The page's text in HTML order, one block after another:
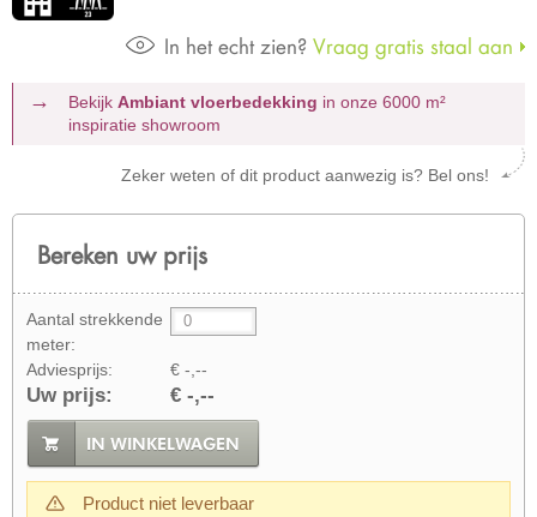
In het echt zien? Vraag gratis staal aan
Bekijk Ambiant vloerbedekking in onze 6000 m²
inspiratie showroom
Zeker weten of dit product aanwezig is? Bel ons!
Bereken uw prijs
Aantal strekkende
meter:
Adviesprijs:
€ -,--
Uw prijs: € -,--
IN WINKELWAGEN
Product niet leverbaar